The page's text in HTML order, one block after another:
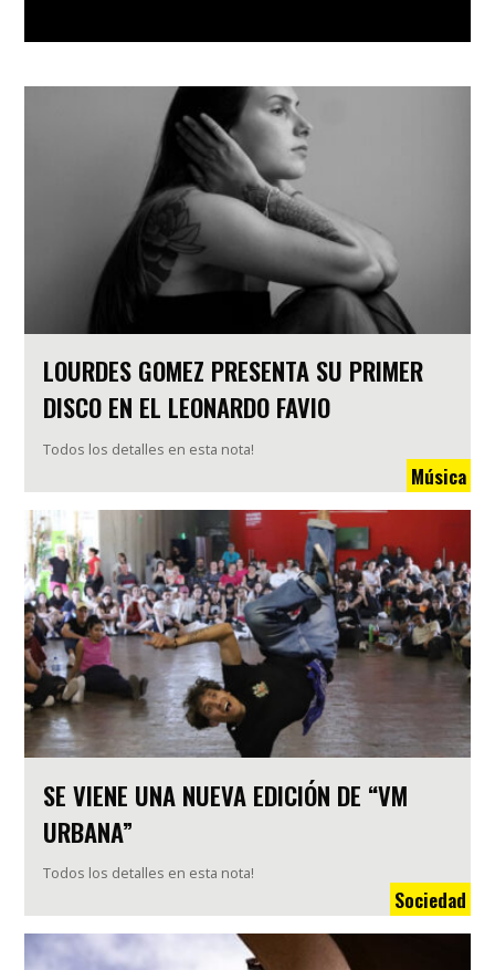
LOURDES GOMEZ PRESENTA SU PRIMER
DISCO EN EL LEONARDO FAVIO
Todos los detalles en esta nota!
Música
SE VIENE UNA NUEVA EDICIÓN DE “VM
URBANA”
Todos los detalles en esta nota!
Sociedad